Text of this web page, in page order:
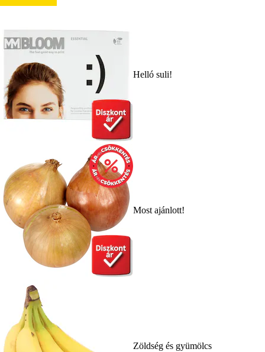
Helló suli!
Most ajánlott!
Zöldség és gyümölcs